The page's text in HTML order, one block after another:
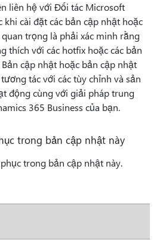
liên hệ với Đối tác Microsoft
cài đặt các bản cập nhật hoặc
trọng là phải xác minh rằng
thích với các hotfix hoặc các bản
cập nhật hoặc bản cập nhật
tác với các tùy chỉnh và sản
động cùng với giải pháp trung
365 Business của bạn.
trong bản cập nhật này
trong bản cập nhật này.